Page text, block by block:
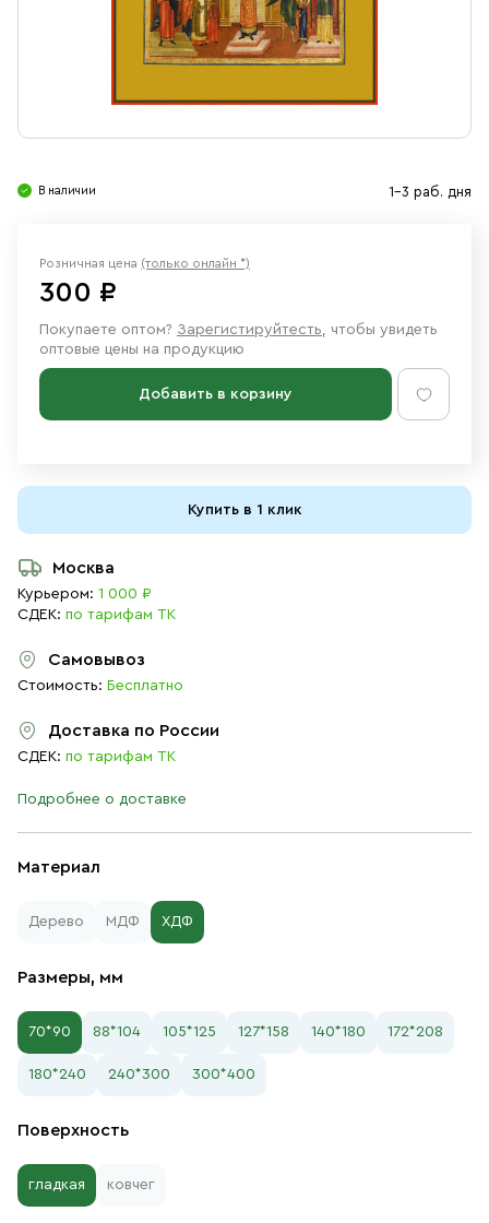
Ювелирные изделия
В наличии 1-3 раб. дня
Материал
Дерево МДФ ХДФ
Размеры, мм
70*90 88*104 105*125 127*158 140*180 172*208
180*240 240*300 300*400
Поверхность
гладкая ковчег
Розничная цена (только онлайн *)
300 ₽
Покупаете оптом? Зарегистируйтесть, чтобы увидеть
оптовые цены на продукцию
Добавить в корзину
Купить в 1 клик
Москва
Курьером: 1 000 ₽
СДЕК: по тарифам ТК
Самовывоз
Стоимость: Бесплатно
Доставка по России
СДЕК: по тарифам ТК
Подробнее о доставке